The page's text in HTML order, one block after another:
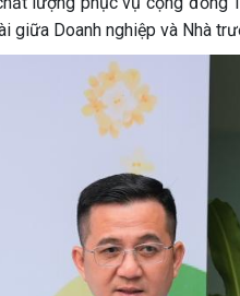
giữa Doanh nghiệp và Nhà